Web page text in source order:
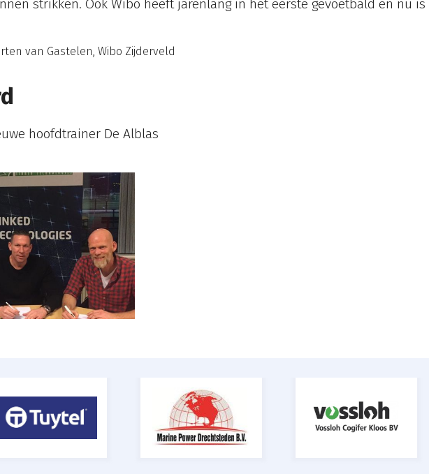
strikken. Ook Wibo heeft jarenlang in het eerste gevoetbald en nu
van Gastelen, Wibo Zijderveld
hoofdtrainer De Alblas